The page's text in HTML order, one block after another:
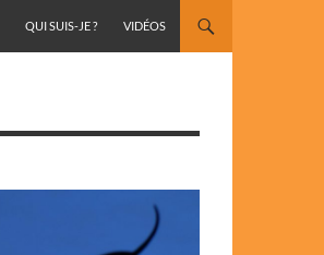
QUI SUIS-JE ? VIDÉOS